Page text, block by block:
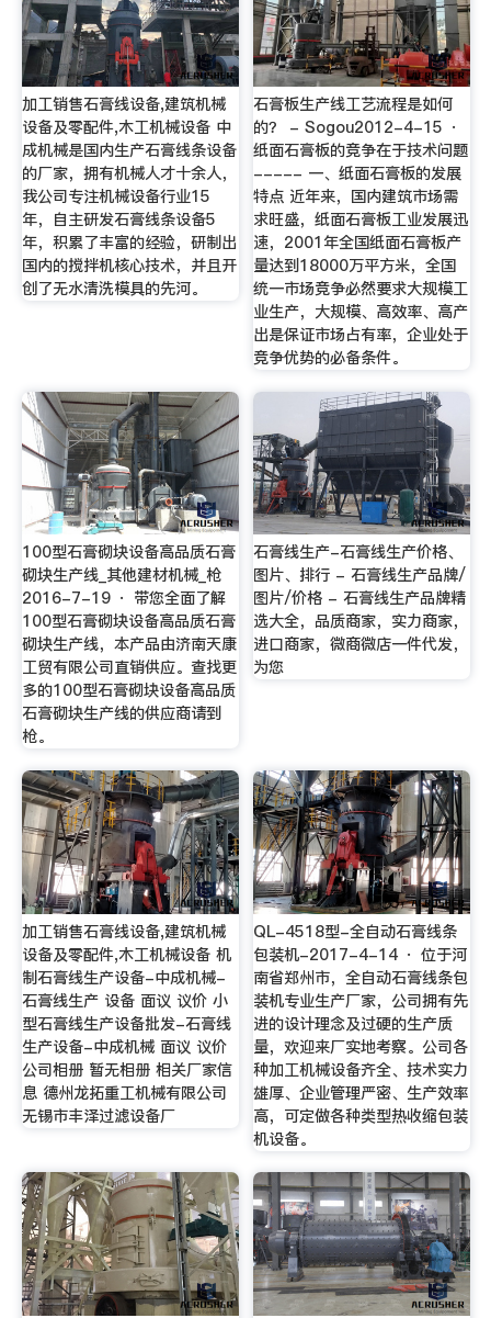
加工销售石膏线设备,建筑机械
设备及零配件,木工机械设备 中
成机械是国内生产石膏线条设备
的厂家，拥有机械人才十余人，
我公司专注机械设备行业15
年，自主研发石膏线条设备5
年，积累了丰富的经验，研制出
国内的搅拌机核心技术，并且开
创了无水清洗模具的先河。
石膏板生产线工艺流程是如何
的？ - Sogou2012-4-15 ·
纸面石膏板的竞争在于技术问题
----- 一、纸面石膏板的发展
特点 近年来，国内建筑市场需
求旺盛，纸面石膏板工业发展迅
速，2001年全国纸面石膏板产
量达到18000万平方米，全国
统一市场竞争必然要求大规模工
业生产，大规模、高效率、高产
出是保证市场占有率，企业处于
竞争优势的必备条件。
100型石膏砌块设备高品质石膏
砌块生产线_其他建材机械_枪
2016-7-19 · 带您全面了解
100型石膏砌块设备高品质石膏
砌块生产线，本产品由济南天康
工贸有限公司直销供应。查找更
多的100型石膏砌块设备高品质
石膏砌块生产线的供应商请到
枪。
石膏线生产-石膏线生产价格、
图片、排行 - 石膏线生产品牌/
图片/价格 - 石膏线生产品牌精
选大全，品质商家，实力商家，
进口商家，微商微店一件代发，
为您
加工销售石膏线设备,建筑机械
设备及零配件,木工机械设备 机
制石膏线生产设备-中成机械-
石膏线生产 设备 面议 议价 小
型石膏线生产设备批发-石膏线
生产设备-中成机械 面议 议价
公司相册 暂无相册 相关厂家信
息 德州龙拓重工机械有限公司
无锡市丰泽过滤设备厂
QL-4518型-全自动石膏线条
包装机-2017-4-14 · 位于河
南省郑州市，全自动石膏线条包
装机专业生产厂家，公司拥有先
进的设计理念及过硬的生产质
量，欢迎来厂实地考察。公司各
种加工机械设备齐全、技术实力
雄厚、企业管理严密、生产效率
高，可定做各种类型热收缩包装
机设备。